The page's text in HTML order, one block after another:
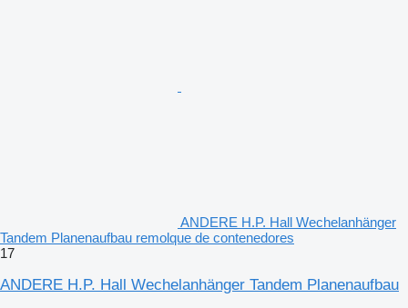
ANDERE H.P. Hall Wechelanhänger
Tandem Planenaufbau remolque de contenedores
17
ANDERE H.P. Hall Wechelanhänger Tandem Planenaufbau